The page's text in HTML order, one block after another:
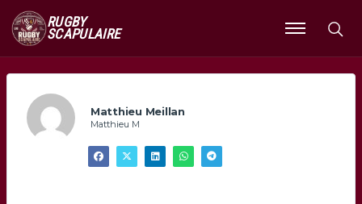
RUGBY
SCAPULAIRE
Ouvrir
le
Matthieu Meillan
Matthieu M